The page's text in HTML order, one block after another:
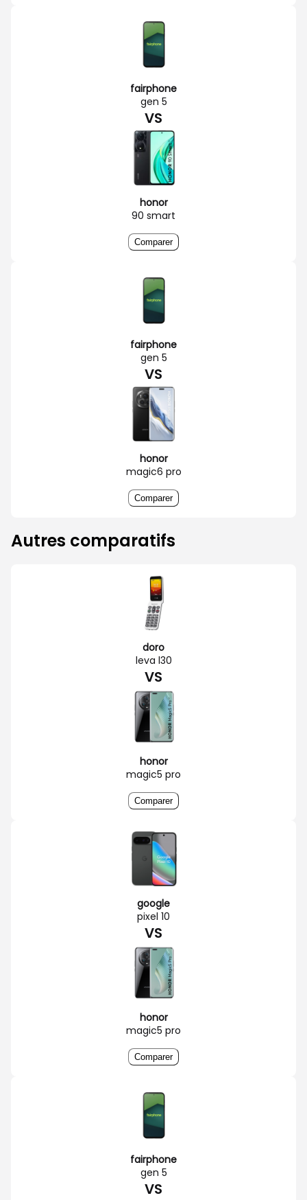
fairphone
gen 5
VS
honor
90 smart
Comparer
fairphone
gen 5
VS
honor
magic6 pro
Comparer
Autres comparatifs
doro
leva l30
VS
honor
magic5 pro
Comparer
google
pixel 10
VS
honor
magic5 pro
Comparer
fairphone
gen 5
VS